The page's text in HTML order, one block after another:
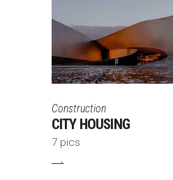
Construction
CITY HOUSING
7 pics